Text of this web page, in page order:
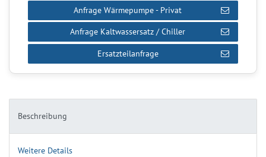
Beschreibung
Weitere Details
Anfrage Wärmepumpe - Privat
Anfrage Kaltwassersatz / Chiller
Ersatzteilanfrage